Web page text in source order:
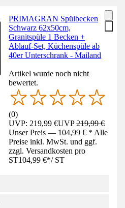
PRIMAGRAN Spülbecken
Schwarz 62x50cm,
Granitspüle 1 Becken +
Ablauf-Set, Küchenspüle ab
40er Unterschrank - Mailand
Artikel wurde noch nicht
bewertet.
(0)
UVP: 219,99 €UVP219,99 €
Unser Preis — 104,99 € * Alle
Preise inkl. MwSt. und ggf.
zzgl. Versandkosten pro
ST104,99 €*/ ST